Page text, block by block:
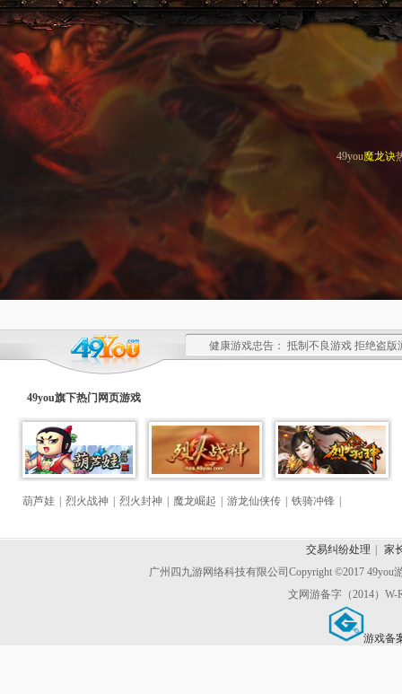
49you魔龙诀
健康游戏忠告： 抵制不良游戏 拒绝盗
49you旗下热门 网页游戏
葫芦娃 烈火战神 烈火封神 魔龙崛起 游龙仙侠传 铁骑冲锋
交易纠纷处理
家
广州四九游网络科技有限公司Copyright ©2017 49you
文网游备字（2014）W-
游戏备